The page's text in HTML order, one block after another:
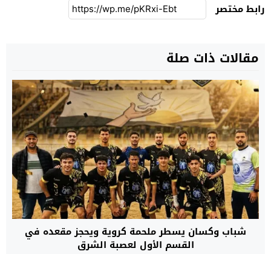
رابط مختصر
مقالات ذات صلة
شباب وكسان يسطر ملحمة كروية ويحجز مقعده في
القسم الأول لعصبة الشرق